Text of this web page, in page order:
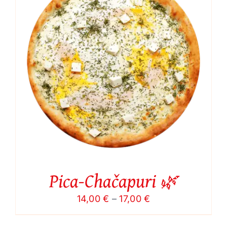
Pica-Chačapuri 🌿
14,00€ – 17,00€
range: